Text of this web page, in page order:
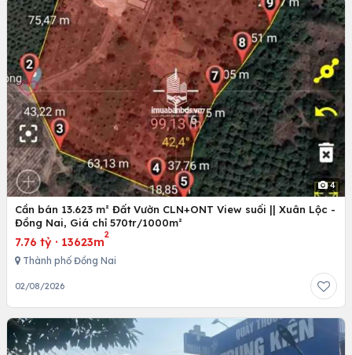
4
Cần bán 13.623 m² Đất Vườn CLN+ONT View suối || Xuân Lộc -
Đồng Nai, Giá chỉ 570tr/1000m²
7.76 tỷ · 13623m
2
Thành phố Đồng Nai
02/08/2026